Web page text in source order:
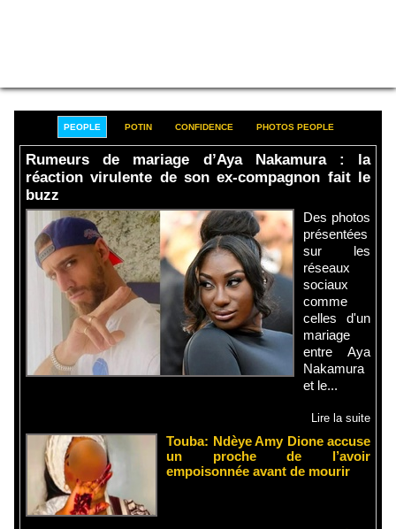
PEOPLE POTIN CONFIDENCE PHOTOS PEOPLE
Rumeurs de mariage d’Aya Nakamura : la
réaction virulente de son ex-compagnon fait le
buzz
Des photos
présentées
sur les
réseaux
sociaux
comme
celles d'un
mariage
entre Aya
Nakamura
et le...
Lire la suite
Touba: Ndèye Amy Dione accuse
un proche de l’avoir
empoisonnée avant de mourir